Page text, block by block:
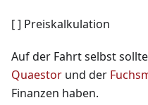
[] Preiskalkulation
Auf der Fahrt selbst
Quaestor und der
Finanzen haben.